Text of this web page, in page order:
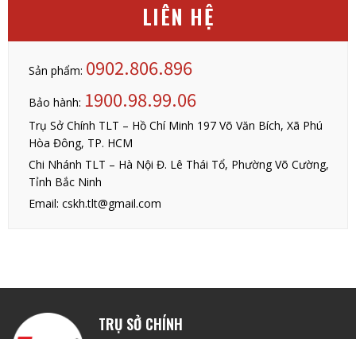
LIÊN HỆ
Sản phẩm: 0902.806.896
Bảo hành: 1900.98.99.06
Trụ Sở Chính TLT – Hồ Chí Minh 197 Võ Văn Bích, Xã Phú
Hòa Đông, TP. HCM
Chi Nhánh TLT – Hà Nội Đ. Lê Thái Tổ, Phường Võ Cường,
Tỉnh Bắc Ninh
Email: cskh.tlt@gmail.com
TRỤ SỞ CHÍNH